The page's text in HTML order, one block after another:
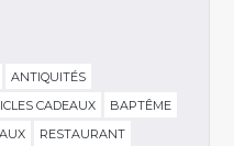
ANTIQUITÉS
CADEAUX
BAPTÊME
RESTAURANT